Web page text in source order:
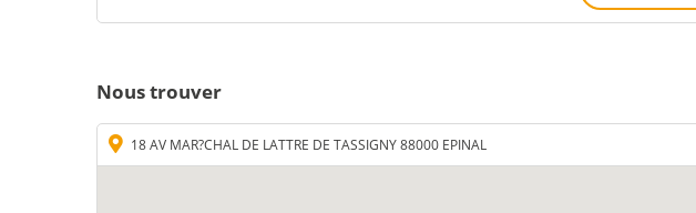
Nous trouver
18 AV MAR?CHAL DE LATTRE DE TASSIGNY 88000 EPINAL